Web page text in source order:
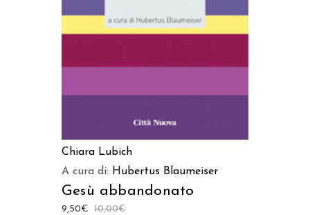
Chiara Lubich
A cura di: Hubertus Blaumeiser
Gesù abbandonato
10,00€
9,50€